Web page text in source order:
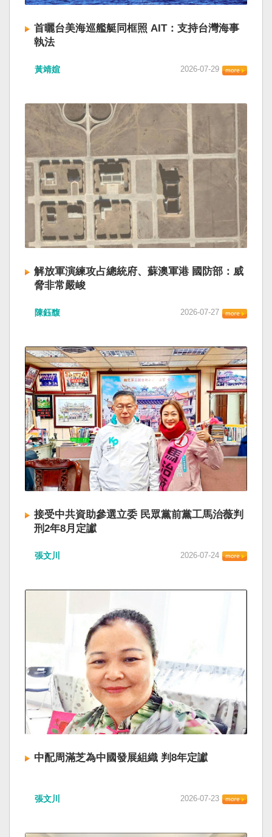
首曬台美海巡艦艇同框照 AIT：支持台灣海事
執法
黃靖媗 2026-07-29
解放軍演練攻占總統府、蘇澳軍港 國防部：威
脅非常嚴峻
陳鈺馥 2026-07-27
接受中共資助參選立委 民眾黨前黨工馬治薇判
刑2年8月定讞
張文川 2026-07-24
中配周滿芝為中國發展組織 判8年定讞
張文川 2026-07-23